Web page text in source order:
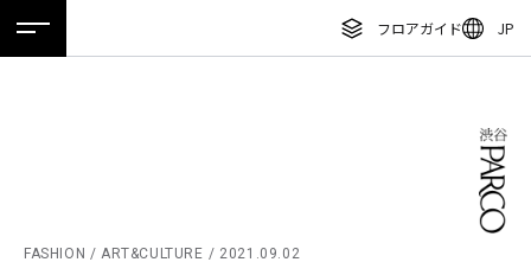
フロアガイド JP
ホーム 特集 ニュース イベント アクセス
ENGLISH
ภาษาไทย
FASHION / ART&CULTURE 2021.09.02